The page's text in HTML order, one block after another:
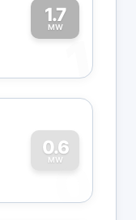
1.7
MW
1
0.6
MW
0